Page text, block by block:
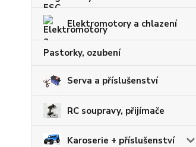
Elektromotory a chlazení
Pastorky, ozubení
Serva a příslušenství
RC soupravy, přijímače
Karoserie + příslušenství